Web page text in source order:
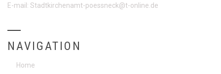
E-mail: Stadtkirchenamt-poessneck@t-online.de
NAVIGATION
Home